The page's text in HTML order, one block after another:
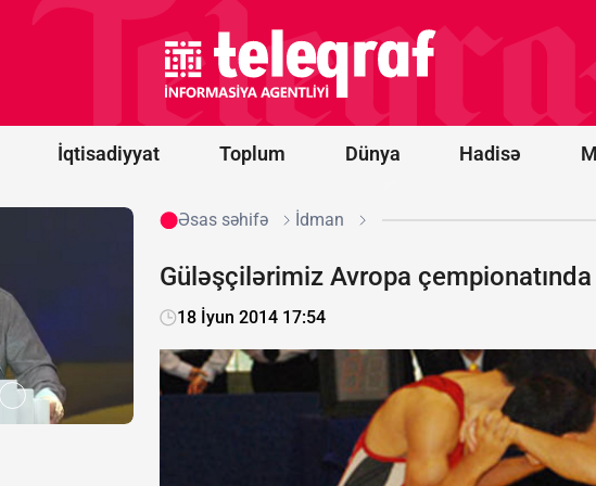
İqtisadiyyat Toplum Dünya Hadisə
Medvedev:
Ermənistan
üçün çox
pis olacaq
Əsas səhifə İdman
Güləşçilərimiz Avropa çempionatında
18 İyun 2014 17:54